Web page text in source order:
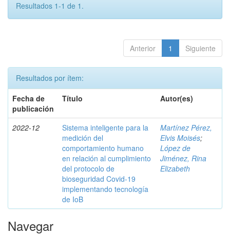
Resultados 1-1 de 1.
Anterior 1 Siguiente
Resultados por ítem:
Fecha de
publicación
Título Autor(es)
2022-12
Sistema inteligente para la
medición del
comportamiento humano
en relación al cumplimiento
del protocolo de
bioseguridad Covid-19
implementando tecnología
de IoB
Martínez Pérez,
Elvis Moisés;
López de
Jiménez, Rina
Elizabeth
Navegar